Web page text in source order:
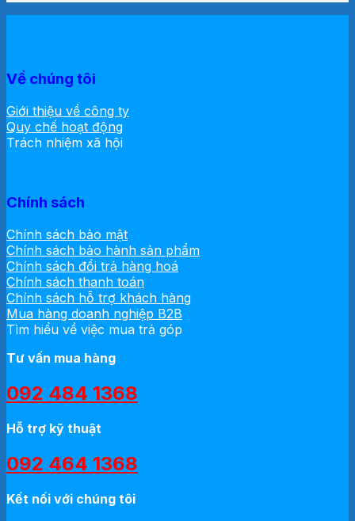
Về chúng tôi
Giới thiệu về công ty
Quy chế hoạt động
Trách nhiệm xã hội
Chính sách
Chính sách bảo mật
Chính sách bảo hành sản phẩm
Chính sách đổi trả hàng hoá
Chính sách thanh toán
Chính sách hỗ trợ khách hàng
Mua hàng doanh nghiệp B2B
Tìm hiểu về việc mua trả góp
Tư vấn mua hàng
092 484 1368
Hỗ trợ kỹ thuật
092 464 1368
Kết nối với chúng tôi